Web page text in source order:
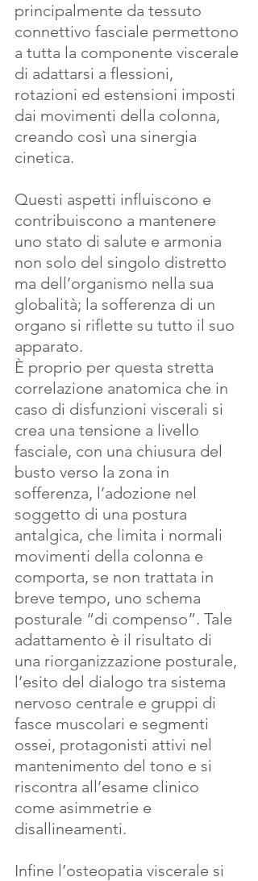
principalmente da tessuto
connettivo fasciale permettono
a tutta la componente viscerale
di adattarsi a flessioni,
rotazioni ed estensioni imposti
dai movimenti della colonna,
creando così una sinergia
cinetica.
Questi aspetti influiscono e
contribuiscono a mantenere
uno stato di salute e armonia
non solo del singolo distretto
ma dell’organismo nella sua
globalità; la sofferenza di un
organo si riflette su tutto il suo
apparato.
È proprio per questa stretta
correlazione anatomica che in
caso di disfunzioni viscerali si
crea una tensione a livello
fasciale, con una chiusura del
busto verso la zona in
sofferenza, l’adozione nel
soggetto di una postura
antalgica, che limita i normali
movimenti della colonna e
comporta, se non trattata in
breve tempo, uno schema
posturale “di compenso”. Tale
adattamento è il risultato di
una riorganizzazione posturale,
l’esito del dialogo tra sistema
nervoso centrale e gruppi di
fasce muscolari e segmenti
ossei, protagonisti attivi nel
mantenimento del tono e si
riscontra all’esame clinico
come asimmetrie e
disallineamenti.
Infine l’osteopatia viscerale si